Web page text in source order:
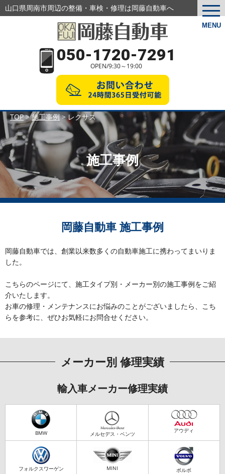
MENU
山口県周南市周辺の整備・車検・修理は岡藤自動車へ
050-1720-7291
OPEN/9:30～19:00
TOP>施工事例>レクサス
施工事例
岡藤自動車 施工事例
岡藤自動車では、創業以来数多くの自動車施工に携わってまいりま
した。
こちらのページにて、施工タイプ別・メーカー別の施工事例をご紹
介いたします。
お車の修理・メンテナンスにお悩みのことがございましたら、こち
らを参考に、ぜひお気軽にお問合せください。
メーカー別 修理実績
輸入車メーカー修理実績
BMW メルセデス・ベンツ アウディ
フォルクスワーゲン MINI ボルボ